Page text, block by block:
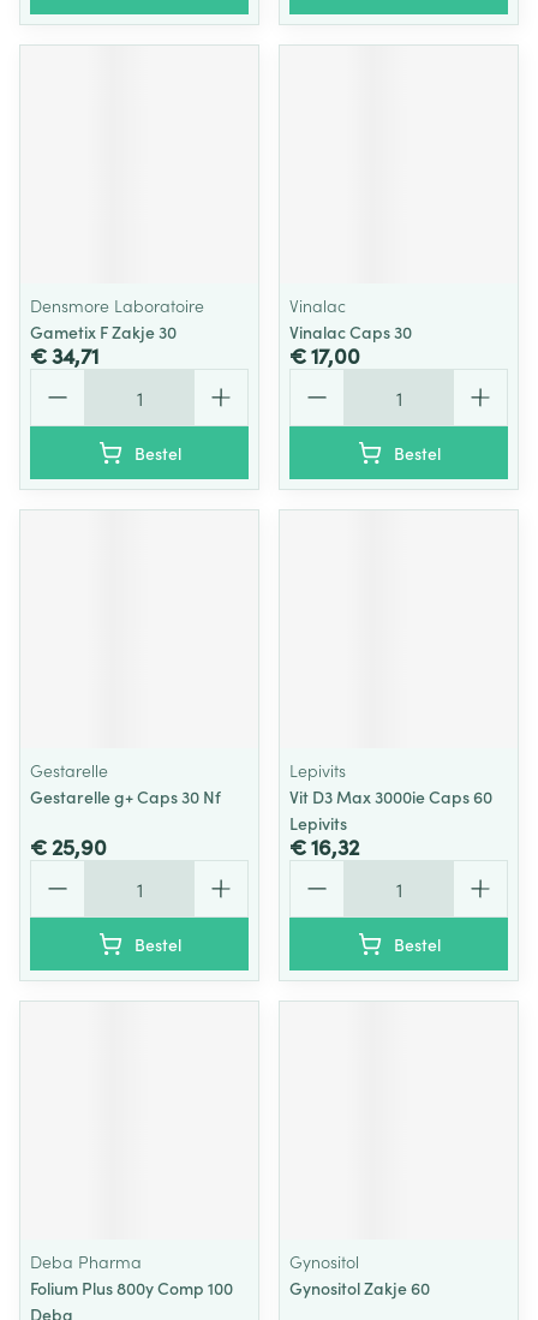
Densmore Laboratoire
Gametix F Zakje 30
€ 34,71
Bestel
Vinalac
Vinalac Caps 30
€ 17,00
Bestel
Gestarelle
Gestarelle g+ Caps 30 Nf
€ 25,90
Bestel
Lepivits
Vit D3 Max 3000ie Caps 60
Lepivits
€ 16,32
Bestel
Deba Pharma
Folium Plus 800y Comp 100
Deba
Gynositol
Gynositol Zakje 60